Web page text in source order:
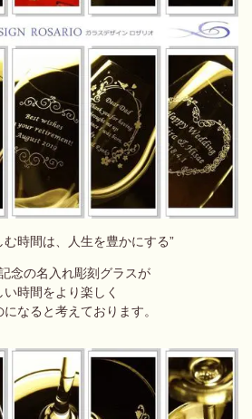
む時間は、人生を豊かにする”
念の名入れ彫刻グラスが
い時間をより楽しく
なると考えております。